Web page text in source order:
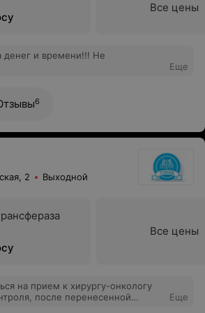
Все цены
денег и времени!!! Не
Еще
6
2 Выходной
Все цены
на прием к хирургу-онкологу
после перенесенной
Еще